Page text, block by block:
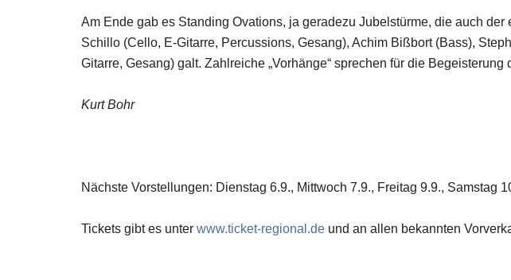
Am Ende gab es Standing Ovations, ja geradezu Jubelstürme, die auch
Schillo (Cello, E-Gitarre, Percussions, Gesang), Achim Bißbort (Bass),
Gitarre, Gesang) galt. Zahlreiche „Vorhänge“ sprechen für die
Kurt Bohr
Nächste Vorstellungen: Dienstag 6.9., Mittwoch 7.9., Freitag 9.9., Samstag
Tickets gibt es unter www.ticket-regional.de und an allen bekannten